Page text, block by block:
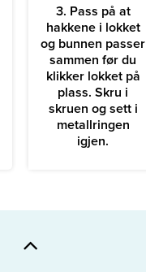
3. Pass på at
hakkene i lokket
og bunnen passer
sammen før du
klikker lokket på
plass. Skru i
skruen og sett i
metallringen
igjen.